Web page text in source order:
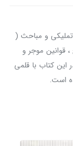
عقود تملیکی و مباحث (
قوانین موجر و
کتاب با قلمی
است.